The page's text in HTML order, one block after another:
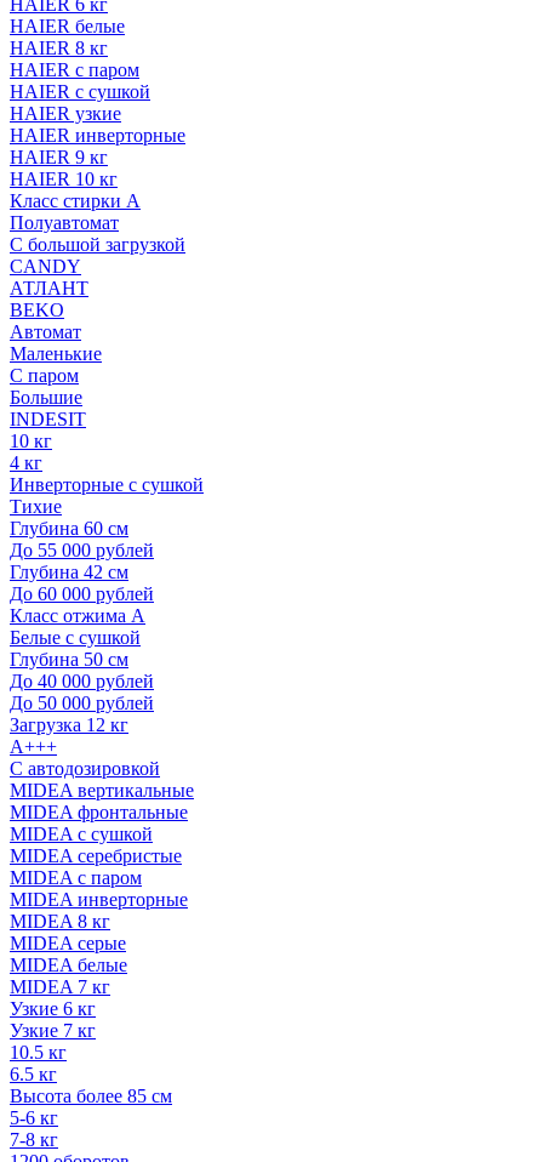
HAIER белые
HAIER 8 кг
HAIER с паром
HAIER с сушкой
HAIER узкие
HAIER инверторные
HAIER 9 кг
HAIER 10 кг
Класс стирки A
Полуавтомат
С большой загрузкой
CANDY
АТЛАНТ
BEKO
Автомат
Маленькие
С паром
Большие
INDESIT
10 кг
4 кг
Инверторные с сушкой
Тихие
Глубина 60 см
До 55 000 рублей
Глубина 42 см
До 60 000 рублей
Класс отжима A
Белые с сушкой
Глубина 50 см
До 40 000 рублей
До 50 000 рублей
Загрузка 12 кг
A+++
С автодозировкой
MIDEA вертикальные
MIDEA фронтальные
MIDEA с сушкой
MIDEA серебристые
MIDEA с паром
MIDEA инверторные
MIDEA 8 кг
MIDEA серые
MIDEA белые
MIDEA 7 кг
Узкие 6 кг
Узкие 7 кг
10.5 кг
6.5 кг
Высота более 85 см
5-6 кг
7-8 кг